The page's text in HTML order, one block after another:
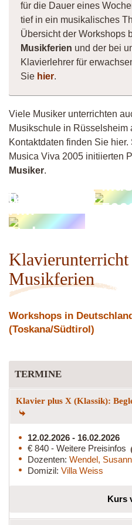
für die Dauer eines
tief in ein musikalisches
Übersicht der Workshops
Musikferien und der bei
Klavierlehrer für
Sie hier.
Viele Musiker unterrichten
Musikschule in Rüsselsheim
Kontaktdaten finden Sie
Musica Viva 2005 initiierten
Musiker.
Tim
Stolzmann
Musikferien
Workshops in
(Toskana/Südtirol)
TERMINE
Klavier plus X (Klassik):
12.02.2026 - 16.02.2026
€ 840 - Weitere Preisinfos
Dozenten: Wendel,
Domizil: Villa Weiss
Kurs